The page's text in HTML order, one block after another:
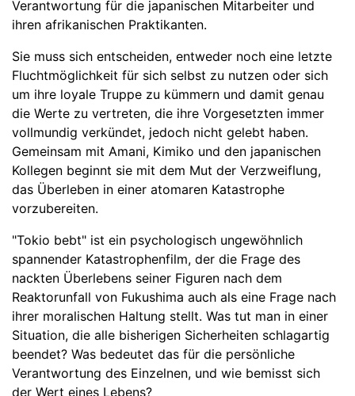
Verantwortung für die japanischen Mitarbeiter und
ihren afrikanischen Praktikanten.
Sie muss sich entscheiden, entweder noch eine letzte
Fluchtmöglichkeit für sich selbst zu nutzen oder sich
um ihre loyale Truppe zu kümmern und damit genau
die Werte zu vertreten, die ihre Vorgesetzten immer
vollmundig verkündet, jedoch nicht gelebt haben.
Gemeinsam mit Amani, Kimiko und den japanischen
Kollegen beginnt sie mit dem Mut der Verzweiflung,
das Überleben in einer atomaren Katastrophe
vorzubereiten.
"Tokio bebt" ist ein psychologisch ungewöhnlich
spannender Katastrophenfilm, der die Frage des
nackten Überlebens seiner Figuren nach dem
Reaktorunfall von Fukushima auch als eine Frage nach
ihrer moralischen Haltung stellt. Was tut man in einer
Situation, die alle bisherigen Sicherheiten schlagartig
beendet? Was bedeutet das für die persönliche
Verantwortung des Einzelnen, und wie bemisst sich
der Wert eines Lebens?